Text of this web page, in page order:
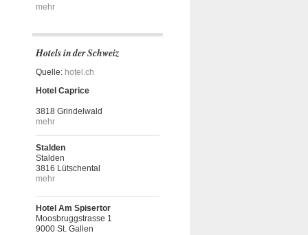
mehr
Hotels in der Schweiz
Quelle: hotel.ch
Hotel Caprice
3818 Grindelwald
mehr
Stalden
Stalden
3816 Lütschental
mehr
Hotel Am Spisertor
Moosbruggstrasse 1
9000 St. Gallen